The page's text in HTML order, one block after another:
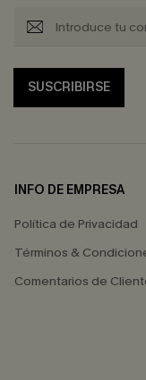
SUSCRIBIRSE
INFO DE EMPRESA
Política de Privacidad
Términos &
Comentarios de